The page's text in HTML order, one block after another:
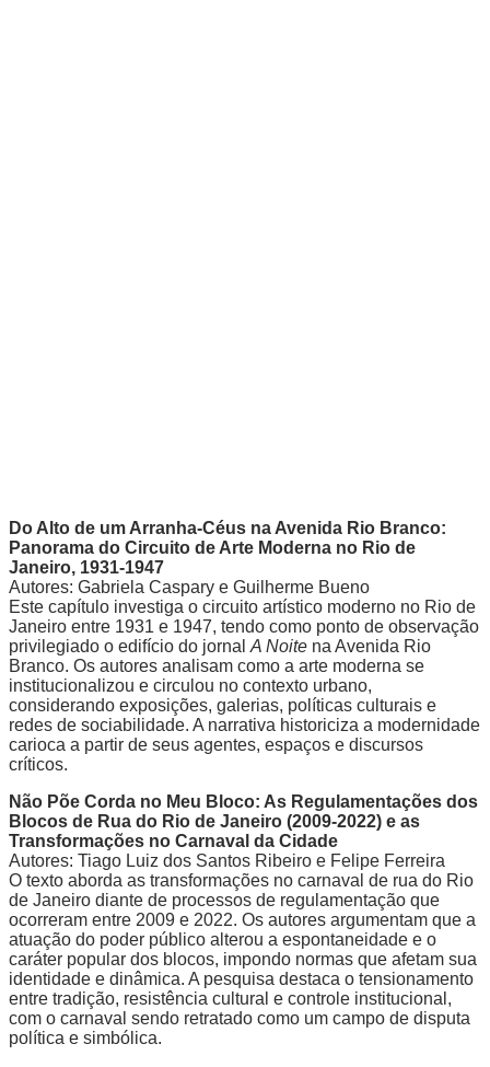
Do Alto de um Arranha-Céus na Avenida Rio Branco:
Panorama do Circuito de Arte Moderna no Rio de
Janeiro, 1931-1947
Autores: Gabriela Caspary e Guilherme Bueno
Este capítulo investiga o circuito artístico moderno no Rio de
Janeiro entre 1931 e 1947, tendo como ponto de observação
privilegiado o edifício do jornal A Noite na Avenida Rio
Branco. Os autores analisam como a arte moderna se
institucionalizou e circulou no contexto urbano,
considerando exposições, galerias, políticas culturais e
redes de sociabilidade. A narrativa historiciza a modernidade
carioca a partir de seus agentes, espaços e discursos
críticos.
Não Põe Corda no Meu Bloco: As Regulamentações dos
Blocos de Rua do Rio de Janeiro (2009-2022) e as
Transformações no Carnaval da Cidade
Autores: Tiago Luiz dos Santos Ribeiro e Felipe Ferreira
O texto aborda as transformações no carnaval de rua do Rio
de Janeiro diante de processos de regulamentação que
ocorreram entre 2009 e 2022. Os autores argumentam que a
atuação do poder público alterou a espontaneidade e o
caráter popular dos blocos, impondo normas que afetam sua
identidade e dinâmica. A pesquisa destaca o tensionamento
entre tradição, resistência cultural e controle institucional,
com o carnaval sendo retratado como um campo de disputa
política e simbólica.